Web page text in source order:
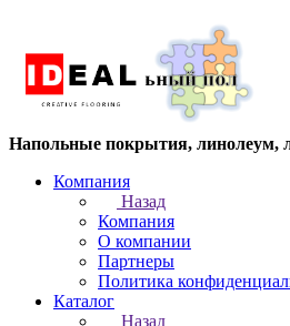
Напольные покрытия, линолеум,
Компания
Назад
Компания
О компании
Партнеры
Политика
Каталог
Назад